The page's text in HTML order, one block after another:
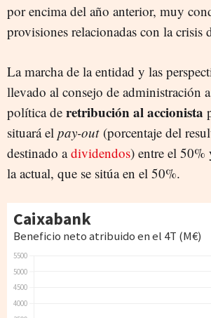
por encima del año anterior, muy
provisiones relacionadas con la crisis
La marcha de la entidad y las
llevado al consejo de administración
política de retribución al accionista
situará el pay-out(porcentaje del
destinado adividendos) entre el 50%
la actual, que se sitúa en el 50%.